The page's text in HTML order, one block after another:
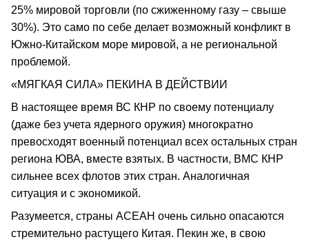
25% мировой торговли (по сжиженному газу – свыше
30%). Это само по себе делает возможный конфликт в
Южно-Китайском море мировой, а не региональной
проблемой.
«МЯГКАЯ СИЛА» ПЕКИНА В ДЕЙСТВИИ
В настоящее время ВС КНР по своему потенциалу
(даже без учета ядерного оружия) многократно
превосходят военный потенциал всех остальных стран
региона ЮВА, вместе взятых. В частности, ВМС КНР
сильнее всех флотов этих стран. Аналогичная
ситуация и с экономикой.
Разумеется, страны АСЕАН очень сильно опасаются
стремительно растущего Китая. Пекин же, в свою